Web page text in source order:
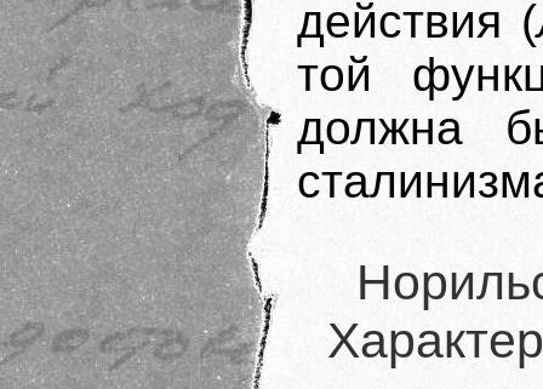
действия (
той
должна